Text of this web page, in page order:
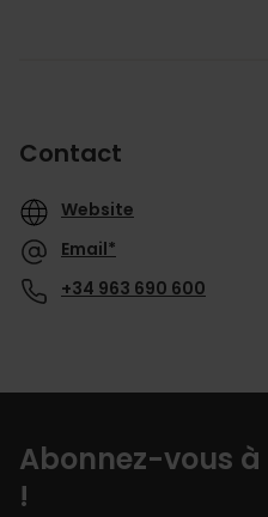
Contact
Website
Email*
+34 963 690 600
Abonnez-vous
!